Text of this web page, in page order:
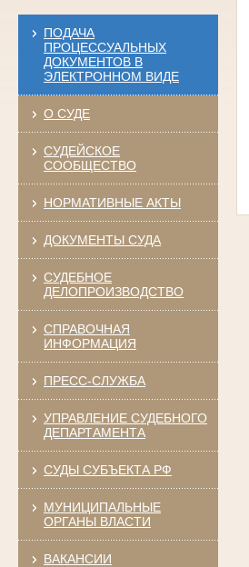
ПОДАЧА
ПРОЦЕССУАЛЬНЫХ
ДОКУМЕНТОВ В
ЭЛЕКТРОННОМ ВИДЕ
О СУДЕ
СУДЕЙСКОЕ
СООБЩЕСТВО
НОРМАТИВНЫЕ АКТЫ
ДОКУМЕНТЫ СУДА
СУДЕБНОЕ
ДЕЛОПРОИЗВОДСТВО
СПРАВОЧНАЯ
ИНФОРМАЦИЯ
ПРЕСС-СЛУЖБА
УПРАВЛЕНИЕ СУДЕБНОГО
ДЕПАРТАМЕНТА
СУДЫ СУБЪЕКТА РФ
МУНИЦИПАЛЬНЫЕ
ОРГАНЫ ВЛАСТИ
ВАКАНСИИ